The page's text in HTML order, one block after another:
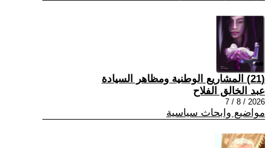
(21) المشاريع الوطنية ومظاهر السيادة
عبد الخالق الفلاح
2026 / 8 / 7
مواضيع وابحاث سياسية